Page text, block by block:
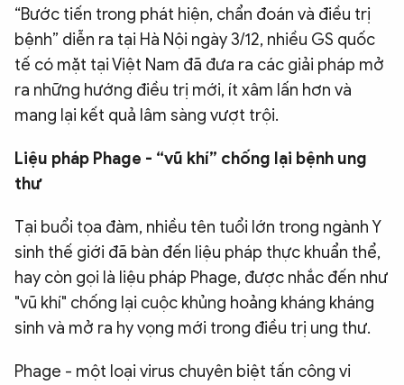
BẠN ĐỌC & CAND
ĐA PHƯƠNG TIỆN
eMagazine
Podcast
Video Ảnh
Chuyên trang An ninh thế giớiVăn nghệ Công an
Chuyên đề
“Bước tiến trong phát hiện, chẩn đoán và điều trị
bệnh” diễn ra tại Hà Nội ngày 3/12, nhiều GS quốc
tế có mặt tại Việt Nam đã đưa ra các giải pháp mở
ra những hướng điều trị mới, ít xâm lấn hơn và
mang lại kết quả lâm sàng vượt trội.
Liệu pháp Phage - “vũ khí” chống lại bệnh ung
thư
Tại buổi tọa đàm, nhiều tên tuổi lớn trong ngành Y
sinh thế giới đã bàn đến liệu pháp thực khuẩn thể,
hay còn gọi là liệu pháp Phage, được nhắc đến như
"vũ khí" chống lại cuộc khủng hoảng kháng kháng
sinh và mở ra hy vọng mới trong điều trị ung thư.
Phage - một loại virus chuyên biệt tấn công vi